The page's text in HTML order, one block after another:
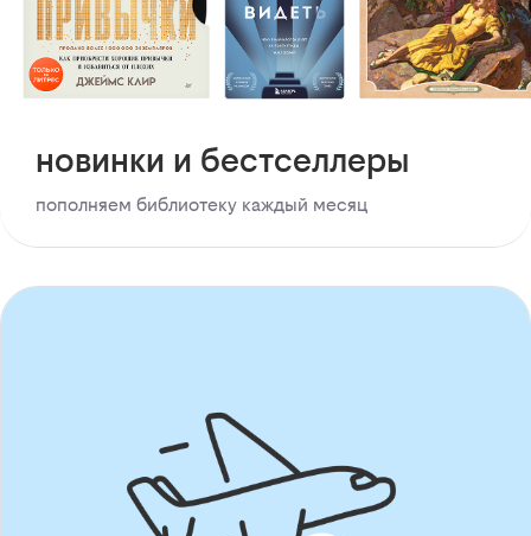
новинки и бестселлеры
пополняем библиотеку каждый месяц